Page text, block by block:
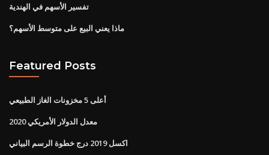
تفسير الأسهم في الهندية
ماذا يعني البيع على متوسط ​​الأسهم؟
Featured Posts
أعلى 5 مخزونات الغاز الطبيعي
معدل الدولار الأمريكي 2020
اكسل 2019 درج خطوة الرسم البياني